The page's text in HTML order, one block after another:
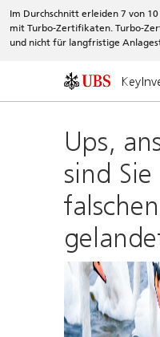
Im Durchschnitt erleiden 7 von
mit Turbo-Zertifikaten. Turbo-
und nicht für langfristige
Ups,
sind Sie